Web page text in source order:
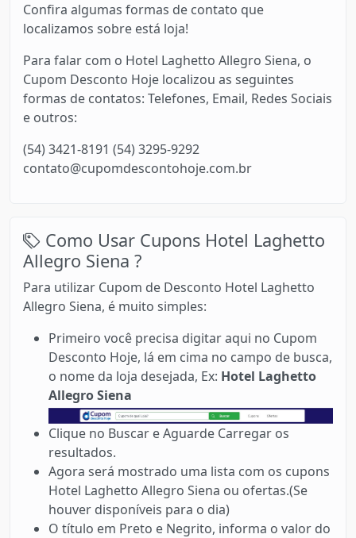
Confira algumas formas de contato que
localizamos sobre está loja!
Para falar com o Hotel Laghetto Allegro Siena, o
Cupom Desconto Hoje localizou as seguintes
formas de contatos: Telefones, Email, Redes Sociais
e outros:
(54) 3421-8191 (54) 3295-9292
contato@cupomdescontohoje.com.br
Como Usar Cupons Hotel Laghetto
Allegro Siena ?
Para utilizar Cupom de Desconto Hotel Laghetto
Allegro Siena, é muito simples:
Primeiro você precisa digitar aqui no Cupom
Desconto Hoje, lá em cima no campo de busca,
o nome da loja desejada, Ex: Hotel Laghetto
Allegro Siena
Clique no Buscar e Aguarde Carregar os
resultados.
Agora será mostrado uma lista com os cupons
Hotel Laghetto Allegro Siena ou ofertas.(Se
houver disponíveis para o dia)
O título em Preto e Negrito, informa o valor do